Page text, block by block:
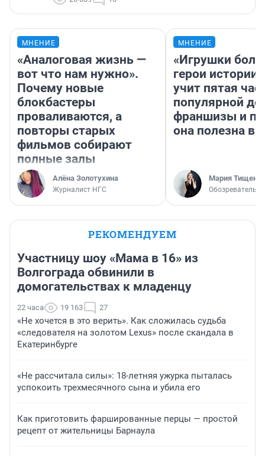
МНЕНИЕ
«Аналоговая жизнь —
вот что нам нужно».
Почему новые
блокбастеры
проваливаются, а
повторы старых
фильмов собирают
полные залы
Алёна Золотухина
Журналист НГС
МНЕНИЕ
«Игрушки
герои
учит пятая
популярной
франшизы и
она полезна
Мария Тищенко
Обозреватель
РЕКОМЕНДУЕМ
Участницу шоу «Мама в 16» из
Волгограда обвинили в
домогательствах к младенцу
22 часа 19 163 27
«Не хочется в это верить». Как сложилась судьба
«следователя на золотом Lexus» после скандала в
Екатеринбурге
«Не рассчитала силы»: 18-летняя ужурка пыталась
успокоить трехмесячного сына и убила его
Как приготовить фаршированные перцы — простой
рецепт от жительницы Барнаула